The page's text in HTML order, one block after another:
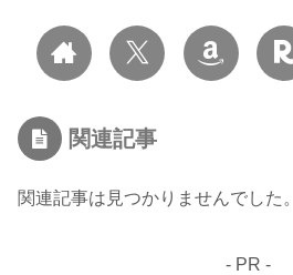
関連記事
関連記事は見つかりませんでした。
- PR -